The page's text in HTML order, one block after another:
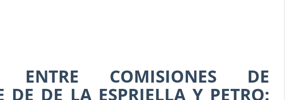
ENTRE COMISIONES DE
DE DE LA ESPRIELLA Y PETRO: